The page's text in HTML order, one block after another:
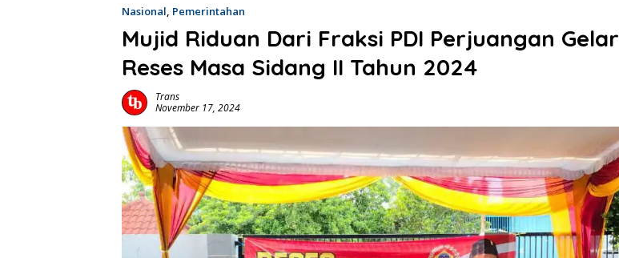
Nasional, Pemerintahan
Mujid Riduan Dari Fraksi PDI Perjuangan Gelar
Reses Masa Sidang II Tahun 2024
Trans
November 17, 2024